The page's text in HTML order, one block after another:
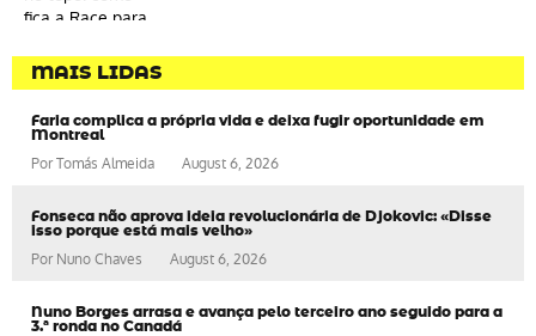
MAIS LIDAS
Faria complica a própria vida e deixa fugir oportunidade em
Montreal
PorTomás Almeida August 6, 2026
Fonseca não aprova ideia revolucionária de Djokovic: «Disse
isso porque está mais velho»
Por Nuno Chaves August 6, 2026
Nuno Borges arrasa e avança pelo terceiro ano seguido para a
3.ª ronda no Canadá